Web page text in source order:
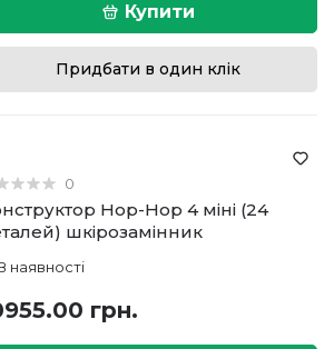
Купити
Придбати в один клік
0
Hop-Hop 4 міні (24
шкірозамінник
наявності
грн.